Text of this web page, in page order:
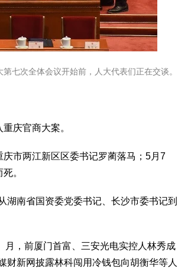
七次全体会议开始前，人大代表们正在交谈。
庆官商大案。
市两江新区区委书记罗蔺落马；5月7
。
湖南省国资委党委书记、长沙市委书记到
，前厦门首富、三安光电实控人林秀成
财新网披露林科闯用冷钱包向胡衡华等人